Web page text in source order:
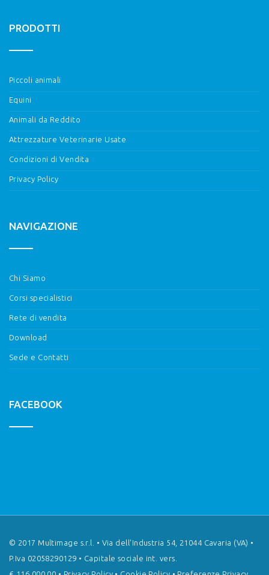
PRODOTTI
Piccoli animali
Equini
Animali da Reddito
Attrezzature Veterinarie Usate
Condizioni di Vendita
Privacy Policy
NAVIGAZIONE
Chi Siamo
Corsi specialistici
Rete di vendita
Download
Sede e Contatti
FACEBOOK
© 2017 Multimage s.r.l. • Via dell'Industria 54, 21044 Cavaria (VA) •
P.Iva 02058290129 • Capitale sociale int. vers.